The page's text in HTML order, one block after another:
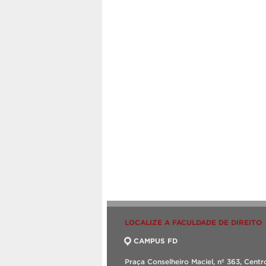
LOCALIZE A FACULDADE DE DIREITO
CAMPUS FD
Praça Conselheiro Maciel, nº 363,